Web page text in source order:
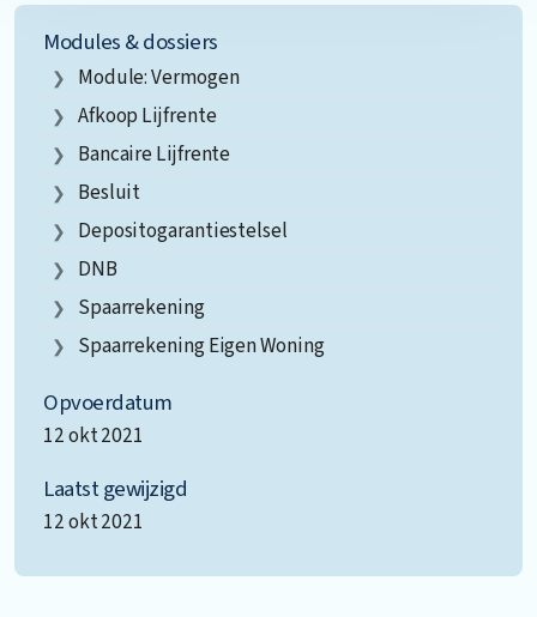
Modules & dossiers
Module: Vermogen
Afkoop Lijfrente
Bancaire Lijfrente
Besluit
Depositogarantiestelsel
DNB
Spaarrekening
Spaarrekening Eigen Woning
Opvoerdatum
12 okt 2021
Laatst gewijzigd
12 okt 2021